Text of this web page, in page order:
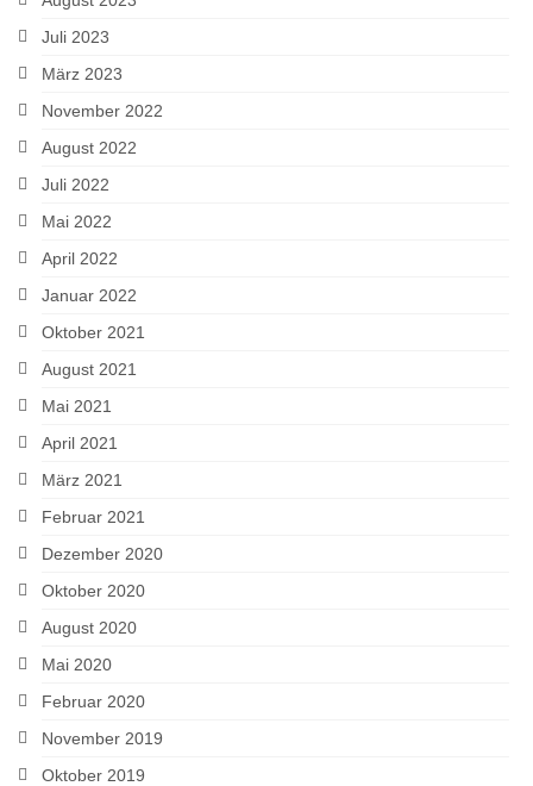
Juli 2023
März 2023
November 2022
August 2022
Juli 2022
Mai 2022
April 2022
Januar 2022
Oktober 2021
August 2021
Mai 2021
April 2021
März 2021
Februar 2021
Dezember 2020
Oktober 2020
August 2020
Mai 2020
Februar 2020
November 2019
Oktober 2019